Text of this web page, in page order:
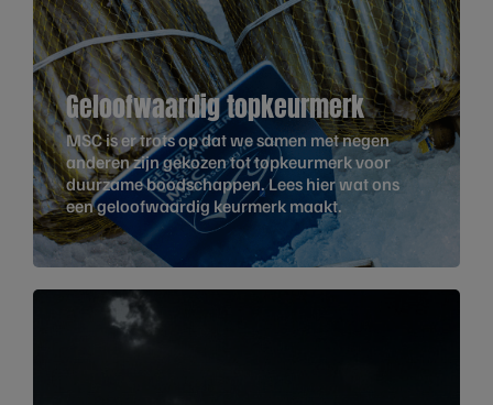
Geloofwaardig topkeurmerk
MSC is er trots op dat we samen met negen
anderen zijn gekozen tot topkeurmerk voor
duurzame boodschappen. Lees hier wat ons
een geloofwaardig keurmerk maakt.